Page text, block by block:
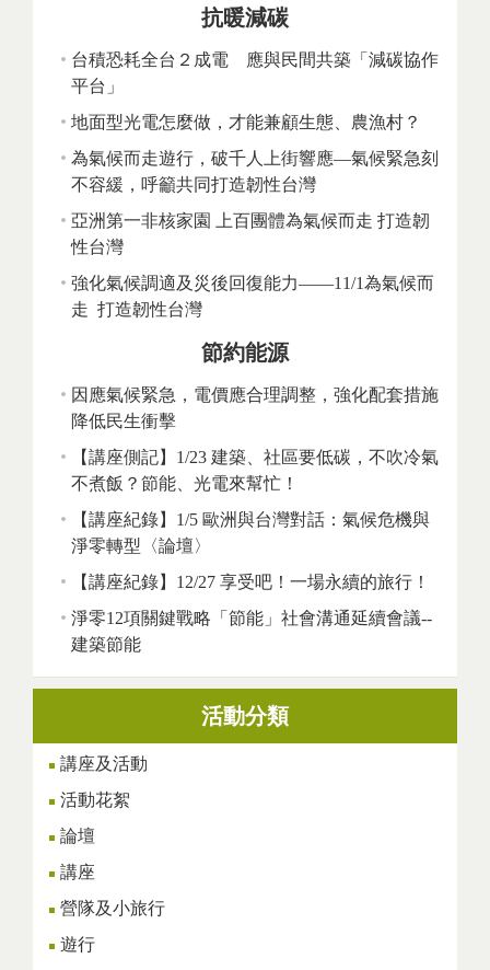
抗暖減碳
台積恐耗全台２成電 應與民間共築「減碳協作
平台」
地面型光電怎麼做，才能兼顧生態、農漁村？
為氣候而走遊行，破千人上街響應—氣候緊急刻
不容緩，呼籲共同打造韌性台灣
亞洲第一非核家園 上百團體為氣候而走 打造韌
性台灣
強化氣候調適及災後回復能力——11/1為氣候而
走 打造韌性台灣
節約能源
因應氣候緊急，電價應合理調整，強化配套措施
降低民生衝擊
【講座側記】1/23 建築、社區要低碳，不吹冷氣
不煮飯？節能、光電來幫忙！
【講座紀錄】1/5 歐洲與台灣對話：氣候危機與
淨零轉型〈論壇〉
【講座紀錄】12/27 享受吧！一場永續的旅行！
淨零12項關鍵戰略「節能」社會溝通延續會議--
建築節能
活動分類
講座及活動
活動花絮
論壇
講座
營隊及小旅行
遊行